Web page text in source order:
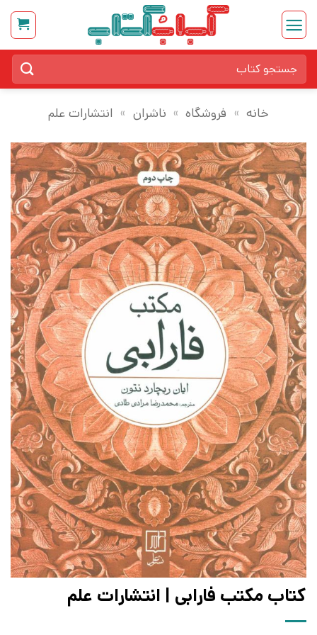
Skip
content
برای:
خانه » فروشگاه » ناشران » انتشارات علم
کتاب مکتب فارابی | انتشارات علم